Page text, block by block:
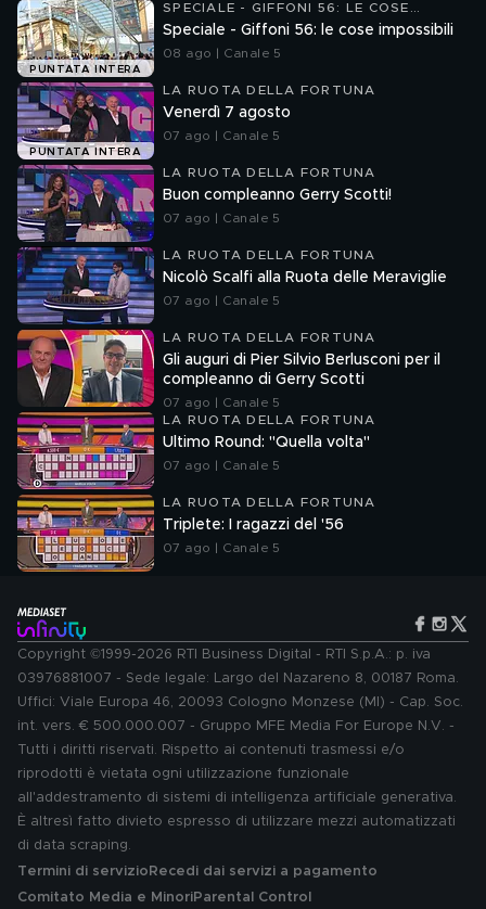
PUNTATA INTERA
SPECIALE - GIFFONI 56: LE COSE
IMPOSSIBILI
Speciale - Giffoni 56: le cose impossibili
08 ago | Canale 5
PUNTATA INTERA
LA RUOTA DELLA FORTUNA
Venerdì 7 agosto
07 ago | Canale 5
LA RUOTA DELLA FORTUNA
Buon compleanno Gerry Scotti!
07 ago | Canale 5
LA RUOTA DELLA FORTUNA
Nicolò Scalfi alla Ruota delle Meraviglie
07 ago | Canale 5
LA RUOTA DELLA FORTUNA
Gli auguri di Pier Silvio Berlusconi per il
compleanno di Gerry Scotti
07 ago | Canale 5
LA RUOTA DELLA FORTUNA
Ultimo Round: "Quella volta"
07 ago | Canale 5
LA RUOTA DELLA FORTUNA
Triplete: I ragazzi del '56
07 ago | Canale 5
Copyright ©1999-2026 RTI Business Digital - RTI S.p.A.: p. iva
03976881007 - Sede legale: Largo del Nazareno 8, 00187 Roma.
Uffici: Viale Europa 46, 20093 Cologno Monzese (MI) - Cap. Soc.
int. vers. € 500.000.007 - Gruppo MFE Media For Europe N.V. -
Tutti i diritti riservati. Rispetto ai contenuti trasmessi e/o
riprodotti è vietata ogni utilizzazione funzionale
all'addestramento di sistemi di intelligenza artificiale generativa.
È altresì fatto divieto espresso di utilizzare mezzi automatizzati
di data scraping.
Termini di servizio Recedi dai servizi a pagamento
Comitato Media e MinoriParental Control